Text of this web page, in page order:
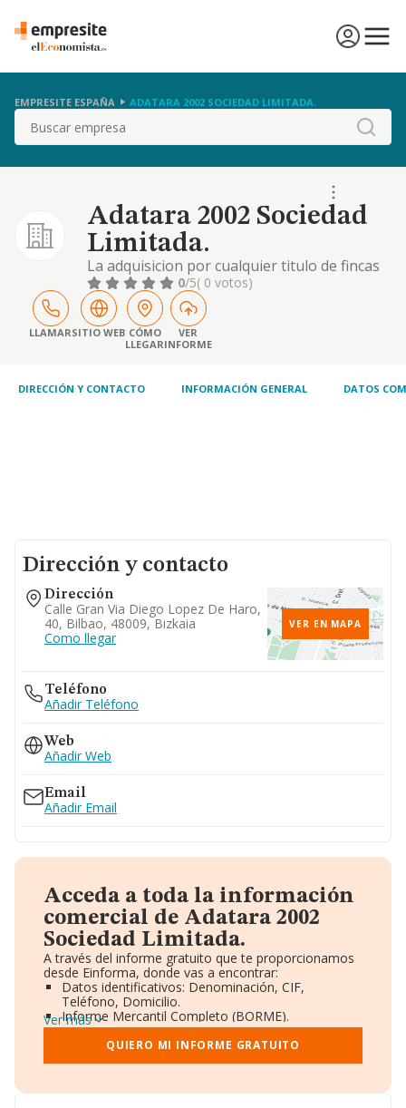
EMPRESITE ESPAÑA ADATARA 2002 SOCIEDAD LIMITADA.
Buscar
Adatara 2002 Sociedad
Limitada.
La adquisicion por cualquier titulo de fincas
rusticas o urbanas, la reconstruccion de
estas y la administracion, tenencia,
explotacion y arrendamiento de tales bienes.
0/5( 0 votos)
LLAMARSITIO WEB CÓMO
LLEGAR
VER
INFORME
DIRECCIÓN Y CONTACTO INFORMACIÓN GENERAL DATOS
Dirección y contacto
Dirección
Calle Gran Via Diego Lopez De Haro,
40, Bilbao, 48009, Bizkaia
Como llegar
VER EN MAPA
Teléfono
Añadir Teléfono
Web
Añadir Web
Email
Añadir Email
Acceda a toda la información
comercial de Adatara 2002
Sociedad Limitada.
A través del informe gratuito que te proporcionamos
desde Einforma, donde vas a encontrar:
Datos identificativos: Denominación, CIF,
Teléfono, Domicilio.
Informe Mercantil Completo (BORME).
Gráficos de Evolución Ventas y Empleados.
Consejo de Administración y Administradores.
Directivos y Ejecutivos.
Ver más
QUIERO MI INFORME GRATUITO